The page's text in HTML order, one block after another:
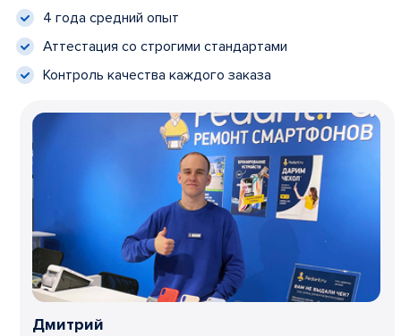
4 года средний опыт
Аттестация со строгими стандартами
Контроль качества каждого заказа
Дмитрий